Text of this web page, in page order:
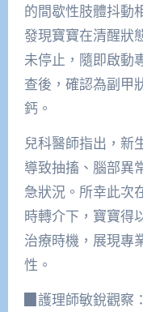
的間歇性肢體抖動
發現寶寶在清醒狀
未停止，隨即啟動
查後，確認為副甲
鈣。
兒科醫師指出，新
導致抽搐、腦部異
急狀況。所幸此次
時轉介下，寶寶得
治療時機，展現專
性。
▉護理師敏銳觀察